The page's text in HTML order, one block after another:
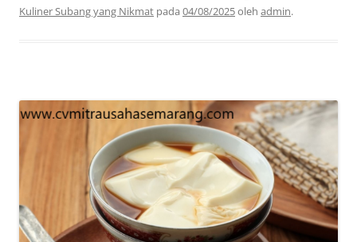
Kuliner Subang yang Nikmat pada 04/08/2025oleh admin.